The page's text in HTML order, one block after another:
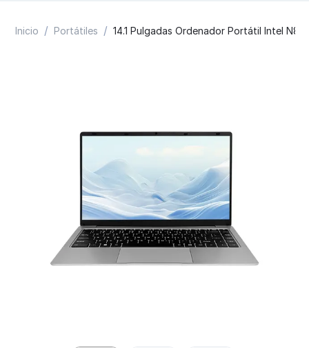
Inicio / Portátiles / 14.1 Pulgadas Ordenador Portátil Intel